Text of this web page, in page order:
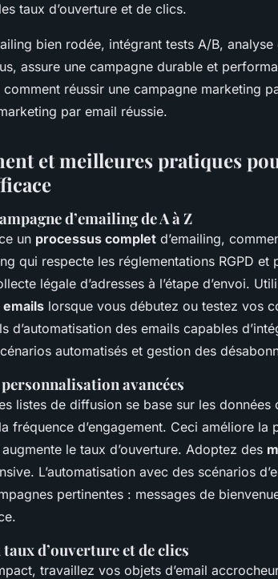
taux d’ouverture et de clics.
bien rodée, intégrant tests A/B,
assure une campagne durable et
réussir une campagne marketing
par email réussie.
et meilleures pratiques
d’emailing de A à Z
un processus complet d’emailing,
qui respecte les réglementations RGPD
légale d’adresses à l’étape d’envoi.
lorsque vous débutez ou testez vos
d’automatisation des emails capables
automatisés et gestion des
avancées
listes de diffusion se base sur les données
fréquence d’engagement. Ceci améliore la
le taux d’ouverture. Adoptez des
L’automatisation avec des scénarios
pertinentes : messages de
d’ouverture et de clics
travaillez vos objets d’email